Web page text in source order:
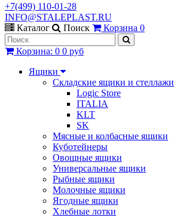
+7(499) 110-01-28
INFO@STALEPLAST.RU
Каталог
Поиск Корзина 0
Корзина: 0 0 руб
Ящики
Складские ящики и стеллажи
Logic Store
ITALIA
KLT
SK
Мясные и колбасные ящики
Куботейнеры
Овощные ящики
Универсальные ящики
Рыбные ящики
Молочные ящики
Ягодные ящики
Хлебные лотки